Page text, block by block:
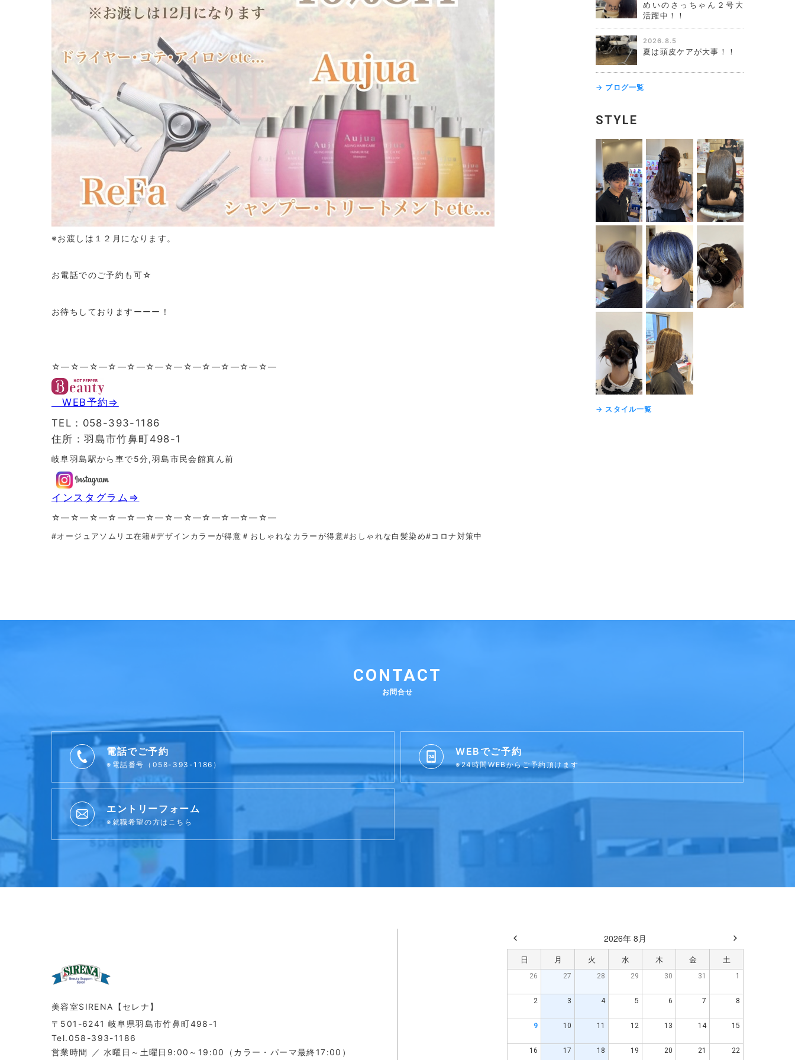
※お渡しは１２月になります。
お電話でのご予約も可☆
お待ちしておりますーーー！
☆—☆—☆—☆—☆—☆—☆—☆—☆—☆—☆—☆—
WEB予約⇒
TEL：058-393-1186
住所：羽島市竹鼻町498-1
岐阜羽島駅から車で5分,羽島市民会館真ん前
インスタグラム⇒
☆—☆—☆—☆—☆—☆—☆—☆—☆—☆—☆—☆—
#オージュアソムリエ在籍#デザインカラーが得意＃おしゃれなカラーが得意#おしゃれな白髪染め#コロナ対策中
めいのさっちゃん２号大
活躍中！！
2026.8.5
夏は頭皮ケアが大事！！
→ ブログ一覧
STYLE
→ スタイル一覧
CONTACT
お問合せ
電話でご予約
※電話番号（058-393-1186）
WEBでご予約
※24時間WEBからご予約頂けます
エントリーフォーム
※就職希望の方はこちら
美容室SIRENA【セレナ】
〒501-6241 岐阜県羽島市竹鼻町498-1
Tel.058-393-1186
営業時間
水曜日～土曜日9:00～19:00（カラー・パーマ最終17:00）
2026年 8月
日 月 火 水 木 金 土
26 27 28 29 30 31 1
2 3 4 5 6 7 8
9 10 11 12 13 14 15
16 17 18 19 20 21 22